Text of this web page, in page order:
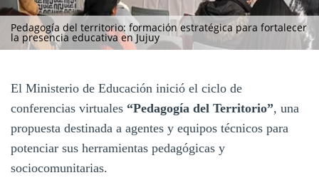
Pedagogía del territorio: formación estratégica para fortalecer
la presencia educativa en Jujuy
El Ministerio de Educación inició el ciclo de
conferencias virtuales “Pedagogía del Territorio”, una
propuesta destinada a agentes y equipos técnicos para
potenciar sus herramientas pedagógicas y
sociocomunitarias.